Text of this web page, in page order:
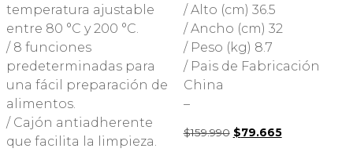
temperatura ajustable
entre 80 °C y 200 °C.
/ 8 funciones
predeterminadas para
una fácil preparación de
alimentos.
/ Cajón antiadherente
que facilita la limpieza.
/ Alto (cm) 36.5
/ Ancho (cm) 32
/ Peso (kg) 8.7
/ Pais de Fabricación
China
–
$159.990 El
$79.665El